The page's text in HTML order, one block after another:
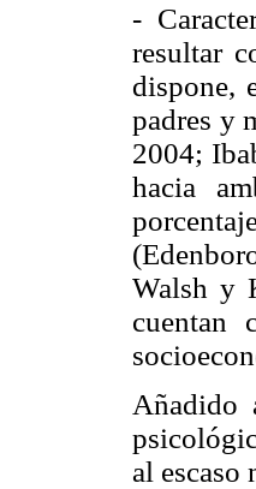
-
resultar
dispone,
padres y
2004;
hacia
Walsh y
cuentan
Añadido
al escaso